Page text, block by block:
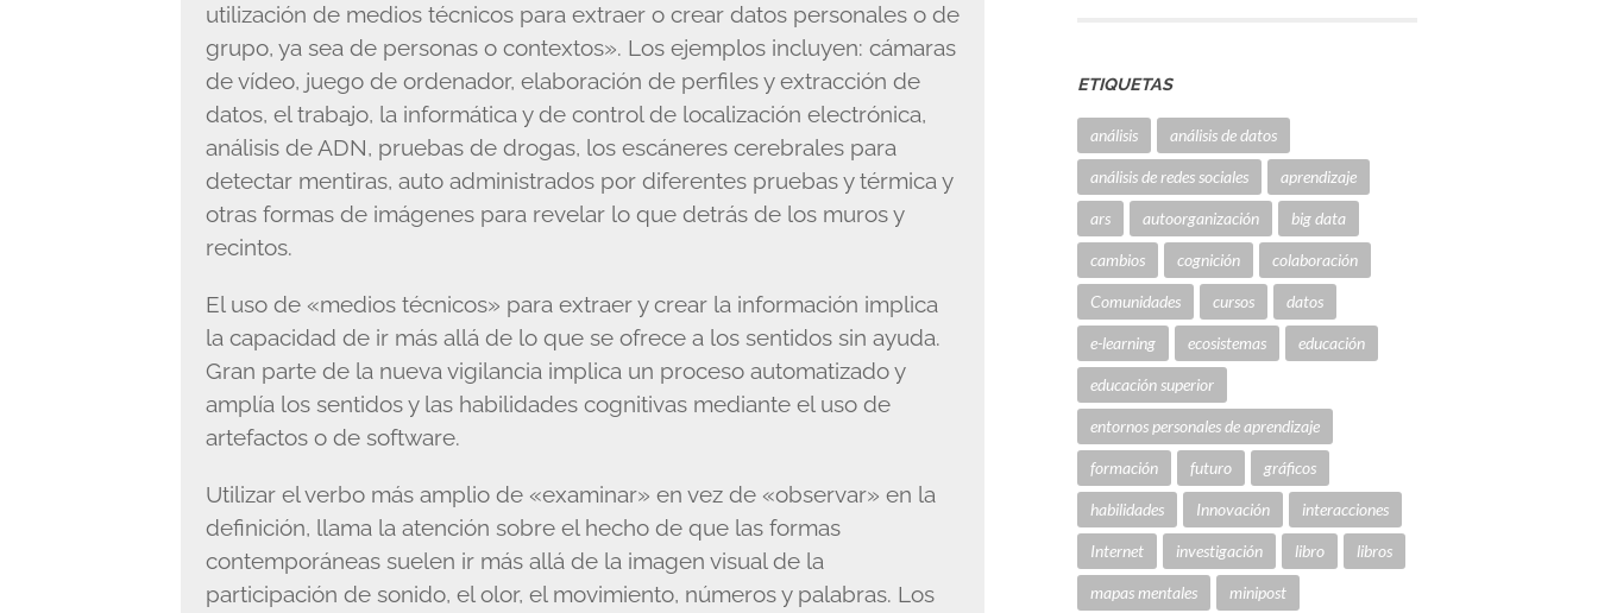
utilización de medios técnicos para extraer o crear datos personales o de
grupo, ya sea de personas o contextos». Los ejemplos incluyen: cámaras
de vídeo, juego de ordenador, elaboración de perfiles y extracción de
datos, el trabajo, la informática y de control de localización electrónica,
análisis de ADN, pruebas de drogas, los escáneres cerebrales para
detectar mentiras, auto administrados por diferentes pruebas y térmica y
otras formas de imágenes para revelar lo que detrás de los muros y
recintos.
El uso de «medios técnicos» para extraer y crear la información implica
la capacidad de ir más allá de lo que se ofrece a los sentidos sin ayuda.
Gran parte de la nueva vigilancia implica un proceso automatizado y
amplía los sentidos y las habilidades cognitivas mediante el uso de
artefactos o de software.
Utilizar el verbo más amplio de «examinar» en vez de «observar» en la
definición, llama la atención sobre el hecho de que las formas
contemporáneas suelen ir más allá de la imagen visual de la
participación de sonido, el olor, el movimiento, números y palabras. Los
ETIQUETAS
análisis análisis de datos
análisis de redes sociales aprendizaje
ars autoorganización big data
cambios cognición colaboración
Comunidades cursos datos
e-learning ecosistemas educación
educación superior
entornos personales de aprendizaje
formación futuro gráficos
habilidades Innovación interacciones
Internet investigación libro libros
mapas mentales minipost